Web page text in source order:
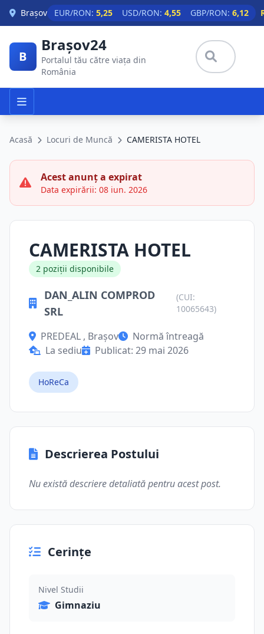
Skip to main content
Brașov EUR/RON: 5,25 USD/RON: 4,55 GBP/RON: 6,12
B
Brașov24
Portalul tău către viața din
România
Acasă Locuri de Muncă CAMERISTA HOTEL
Acest anunț a expirat
Data expirării: 08 iun. 2026
CAMERISTA HOTEL
2 poziții disponibile
DAN_ALIN COMPROD
SRL
(CUI:
10065643)
PREDEAL , Brașov
Normă întreagă
La sediu
Publicat: 29 mai 2026
HoReCa
Descrierea Postului
Nu există descriere detaliată pentru acest post.
Cerințe
Nivel Studii
Gimnaziu